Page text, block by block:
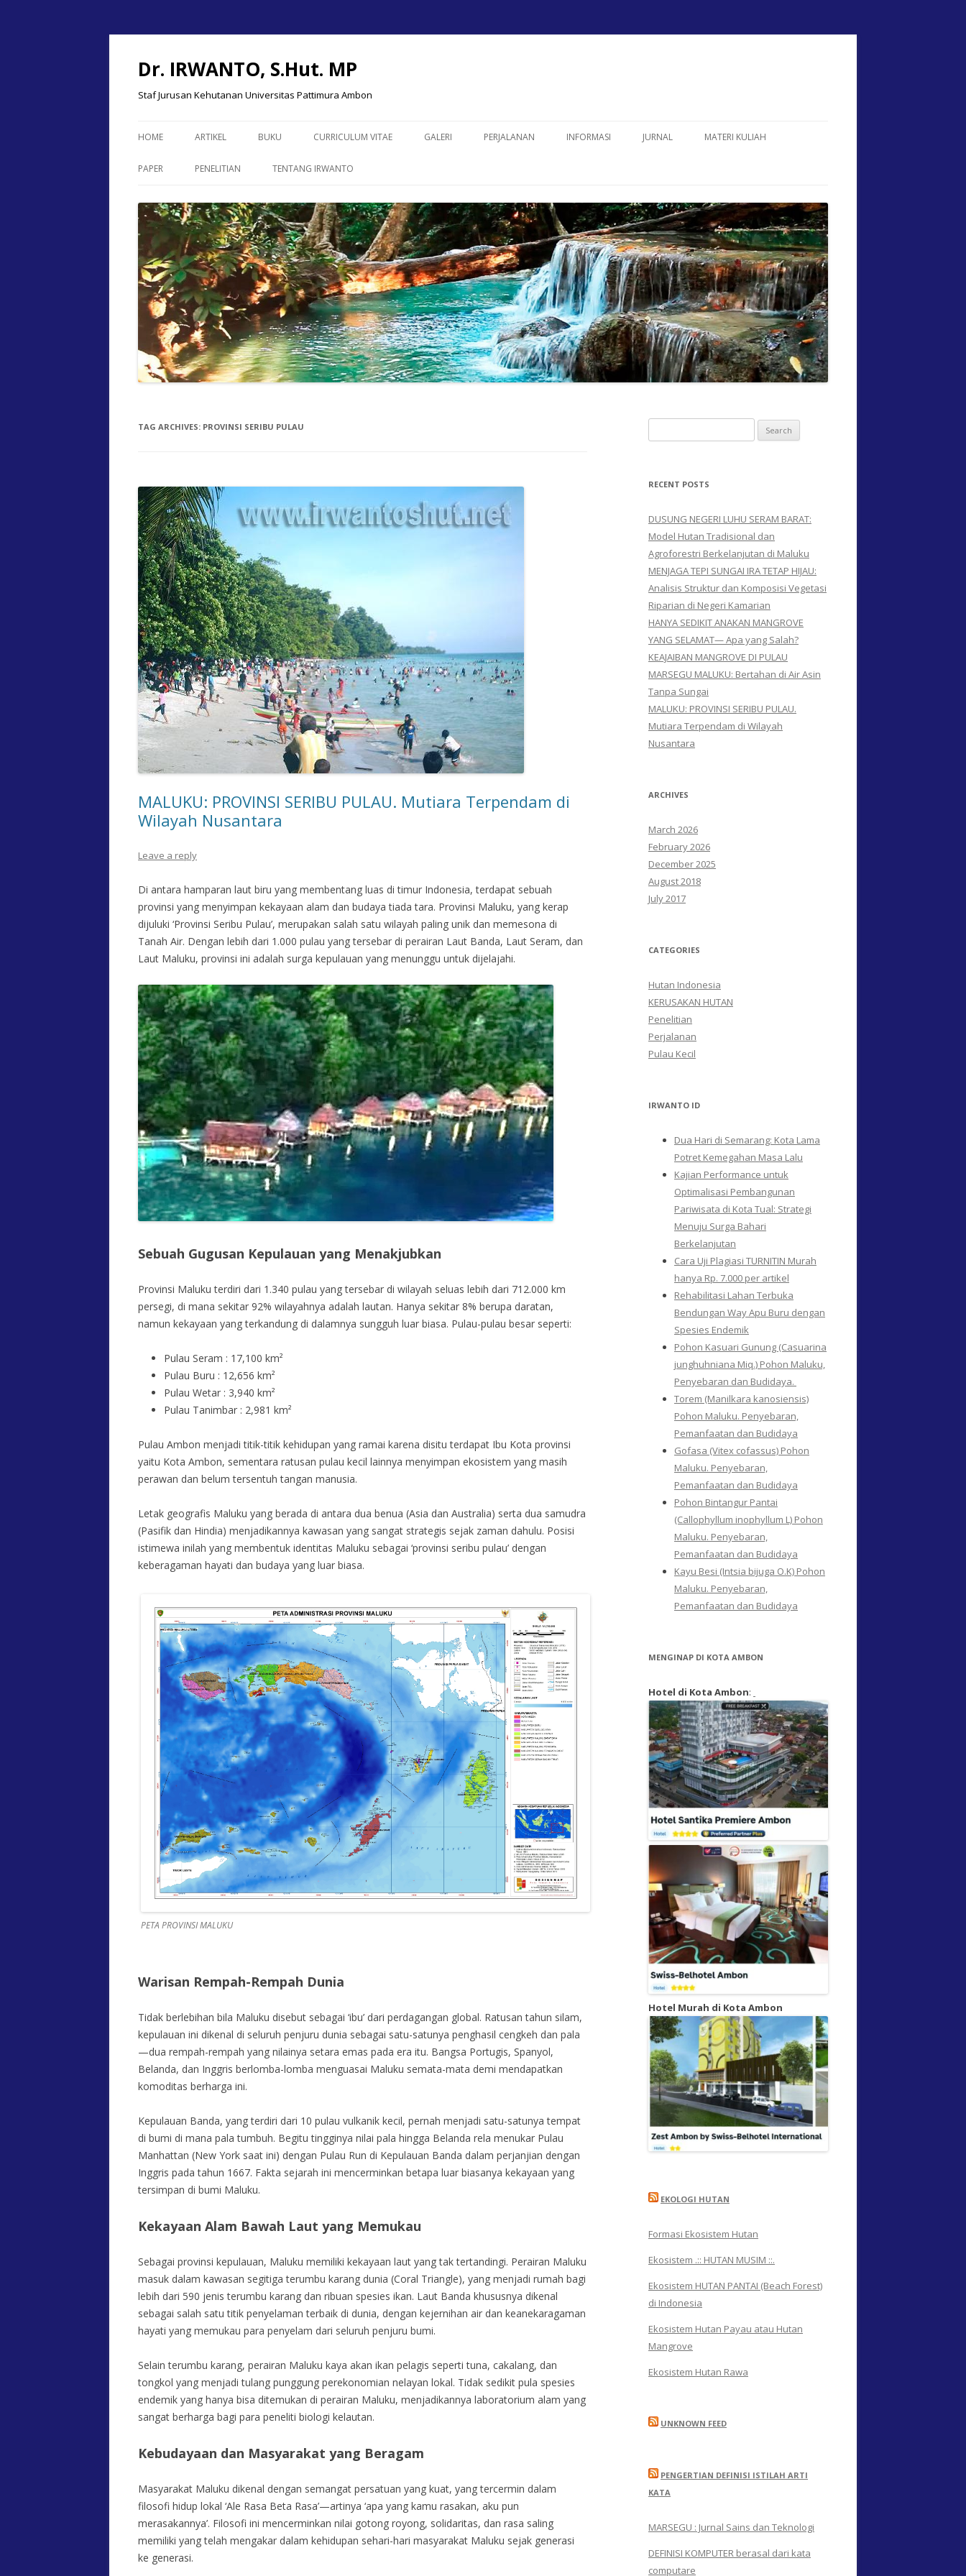
Dr. IRWANTO, S.Hut. MP
Staf Jurusan Kehutanan Universitas Pattimura Ambon
HOME ARTIKEL BUKU CURRICULUM VITAE GALERI PERJALANAN INFORMASI JURNAL MATERI KULIAH
PAPER PENELITIAN TENTANG IRWANTO
TAG ARCHIVES: PROVINSI SERIBU PULAU
MALUKU: PROVINSI SERIBU PULAU. Mutiara Terpendam di
Wilayah Nusantara
Leave a reply
Di antara hamparan laut biru yang membentang luas di timur Indonesia, terdapat sebuah
provinsi yang menyimpan kekayaan alam dan budaya tiada tara. Provinsi Maluku, yang kerap
dijuluki ‘Provinsi Seribu Pulau’, merupakan salah satu wilayah paling unik dan memesona di
Tanah Air. Dengan lebih dari 1.000 pulau yang tersebar di perairan Laut Banda, Laut Seram, dan
Laut Maluku, provinsi ini adalah surga kepulauan yang menunggu untuk dijelajahi.
Sebuah Gugusan Kepulauan yang Menakjubkan
Provinsi Maluku terdiri dari 1.340 pulau yang tersebar di wilayah seluas lebih dari 712.000 km
persegi, di mana sekitar 92% wilayahnya adalah lautan. Hanya sekitar 8% berupa daratan,
namun kekayaan yang terkandung di dalamnya sungguh luar biasa. Pulau-pulau besar seperti:
Pulau Seram : 17,100 km²
Pulau Buru : 12,656 km²
Pulau Wetar : 3,940 km²
Pulau Tanimbar : 2,981 km²
Pulau Ambon menjadi titik-titik kehidupan yang ramai karena disitu terdapat Ibu Kota provinsi
yaitu Kota Ambon, sementara ratusan pulau kecil lainnya menyimpan ekosistem yang masih
perawan dan belum tersentuh tangan manusia.
Letak geografis Maluku yang berada di antara dua benua (Asia dan Australia) serta dua samudra
(Pasifik dan Hindia) menjadikannya kawasan yang sangat strategis sejak zaman dahulu. Posisi
istimewa inilah yang membentuk identitas Maluku sebagai ‘provinsi seribu pulau’ dengan
keberagaman hayati dan budaya yang luar biasa.
PETA PROVINSI MALUKU
Warisan Rempah-Rempah Dunia
Tidak berlebihan bila Maluku disebut sebagai ‘ibu’ dari perdagangan global. Ratusan tahun silam,
kepulauan ini dikenal di seluruh penjuru dunia sebagai satu-satunya penghasil cengkeh dan pala
—dua rempah-rempah yang nilainya setara emas pada era itu. Bangsa Portugis, Spanyol,
Belanda, dan Inggris berlomba-lomba menguasai Maluku semata-mata demi mendapatkan
komoditas berharga ini.
Kepulauan Banda, yang terdiri dari 10 pulau vulkanik kecil, pernah menjadi satu-satunya tempat
di bumi di mana pala tumbuh. Begitu tingginya nilai pala hingga Belanda rela menukar Pulau
Manhattan (New York saat ini) dengan Pulau Run di Kepulauan Banda dalam perjanjian dengan
Inggris pada tahun 1667. Fakta sejarah ini mencerminkan betapa luar biasanya kekayaan yang
tersimpan di bumi Maluku.
Kekayaan Alam Bawah Laut yang Memukau
Sebagai provinsi kepulauan, Maluku memiliki kekayaan laut yang tak tertandingi. Perairan Maluku
masuk dalam kawasan segitiga terumbu karang dunia (Coral Triangle), yang menjadi rumah bagi
lebih dari 590 jenis terumbu karang dan ribuan spesies ikan. Laut Banda khususnya dikenal
sebagai salah satu titik penyelaman terbaik di dunia, dengan kejernihan air dan keanekaragaman
hayati yang memukau para penyelam dari seluruh penjuru bumi.
Selain terumbu karang, perairan Maluku kaya akan ikan pelagis seperti tuna, cakalang, dan
tongkol yang menjadi tulang punggung perekonomian nelayan lokal. Tidak sedikit pula spesies
endemik yang hanya bisa ditemukan di perairan Maluku, menjadikannya laboratorium alam yang
sangat berharga bagi para peneliti biologi kelautan.
Kebudayaan dan Masyarakat yang Beragam
Masyarakat Maluku dikenal dengan semangat persatuan yang kuat, yang tercermin dalam
filosofi hidup lokal ‘Ale Rasa Beta Rasa’—artinya ‘apa yang kamu rasakan, aku pun
merasakannya’. Filosofi ini mencerminkan nilai gotong royong, solidaritas, dan rasa saling
memiliki yang telah mengakar dalam kehidupan sehari-hari masyarakat Maluku sejak generasi
ke generasi.
RECENT POSTS
DUSUNG NEGERI LUHU SERAM BARAT:
Model Hutan Tradisional dan
Agroforestri Berkelanjutan di Maluku
MENJAGA TEPI SUNGAI IRA TETAP HIJAU:
Analisis Struktur dan Komposisi Vegetasi
Riparian di Negeri Kamarian
HANYA SEDIKIT ANAKAN MANGROVE
YANG SELAMAT— Apa yang Salah?
KEAJAIBAN MANGROVE DI PULAU
MARSEGU MALUKU: Bertahan di Air Asin
Tanpa Sungai
MALUKU: PROVINSI SERIBU PULAU.
Mutiara Terpendam di Wilayah
Nusantara
ARCHIVES
March 2026
February 2026
December 2025
August 2018
July 2017
CATEGORIES
Hutan Indonesia
KERUSAKAN HUTAN
Penelitian
Perjalanan
Pulau Kecil
IRWANTO ID
Dua Hari di Semarang: Kota Lama
Potret Kemegahan Masa Lalu
Kajian Performance untuk
Optimalisasi Pembangunan
Pariwisata di Kota Tual: Strategi
Menuju Surga Bahari
Berkelanjutan
Cara Uji Plagiasi TURNITIN Murah
hanya Rp. 7.000 per artikel
Rehabilitasi Lahan Terbuka
Bendungan Way Apu Buru dengan
Spesies Endemik
Pohon Kasuari Gunung (Casuarina
junghuhniana Miq.) Pohon Maluku,
Penyebaran dan Budidaya.
Torem (Manilkara kanosiensis)
Pohon Maluku. Penyebaran,
Pemanfaatan dan Budidaya
Gofasa (Vitex cofassus) Pohon
Maluku. Penyebaran,
Pemanfaatan dan Budidaya
Pohon Bintangur Pantai
(Callophyllum inophyllum L) Pohon
Maluku. Penyebaran,
Pemanfaatan dan Budidaya
Kayu Besi (Intsia bijuga O.K) Pohon
Maluku. Penyebaran,
Pemanfaatan dan Budidaya
MENGINAP DI KOTA AMBON
Hotel di Kota Ambon:
Hotel Murah di Kota Ambon
EKOLOGI HUTAN
Formasi Ekosistem Hutan
Ekosistem .:: HUTAN MUSIM ::.
Ekosistem HUTAN PANTAI (Beach Forest)
di Indonesia
Ekosistem Hutan Payau atau Hutan
Mangrove
Ekosistem Hutan Rawa
UNKNOWN FEED
PENGERTIAN DEFINISI ISTILAH ARTI
KATA
MARSEGU : Jurnal Sains dan Teknologi
DEFINISI KOMPUTER berasal dari kata
computare